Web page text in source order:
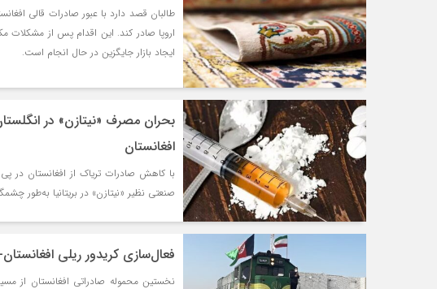
طالبان قصد دارد با عبور صادرات قالی
اروپا صادر کند. این اقدام پس از مشکلات
ایجاد بازار جایگزین در حال انجام است.
بحران مصرف «نیتازن» در
افغانستان
با کاهش صادرات تریاک از افغانستان
صنعتی نظیر «نیتازن» در بریتانیا به‌طور
فعال‌سازی کریدور ریلی
نخستین محموله صادراتی افغانستان از